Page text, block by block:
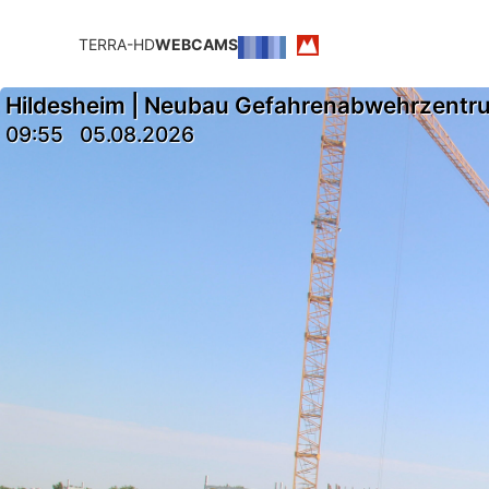
TERRA-HDWEBCAMS
Hildesheim | Neubau
09:55 05.08.2026